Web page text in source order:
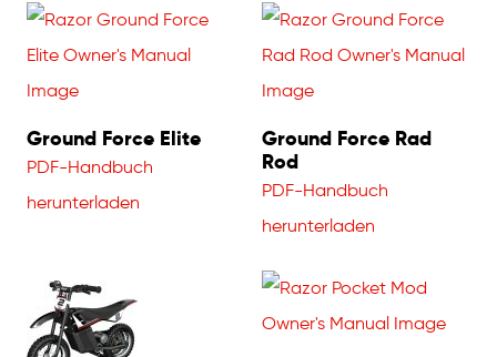
Ground Force Elite
PDF-Handbuch
herunterladen
Ground Force Rad
Rod
PDF-Handbuch
herunterladen